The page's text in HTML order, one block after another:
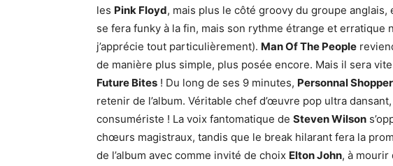
les Pink Floyd, mais plus le côté groovy du groupe anglais,
se fera funky à la fin, mais son rythme étrange et erratique
j’apprécie tout particulièrement). Man Of The People
de manière plus simple, plus posée encore. Mais il sera
Future Bites ! Du long de ses 9 minutes, Personnal Shopper
retenir de l’album. Véritable chef d’œuvre pop ultra
consumériste ! La voix fantomatique de Steven Wilson
chœurs magistraux, tandis que le break hilarant fera la
de l’album avec comme invité de choix Elton John, à